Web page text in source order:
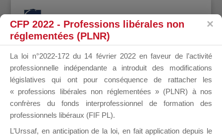
Mot-clé du sujet :
financement hors
département
Accueil OF › Forums › Mot-clé du sujet : financement hors
CFP 2022 - Professions libérales non
réglementées (PLNR)
La loi n°2022-172 du 14 février 2022 en faveur de l’activité
professionnelle indépendante a introduit des modifications
législatives qui ont pour conséquence de rattacher les
« professions libérales non réglementées » (PLNR) à nos
confrères du fonds interprofessionnel de formation des
professionnels libéraux (FIF PL).
L’Urssaf, en anticipation de la loi, en fait application depuis le